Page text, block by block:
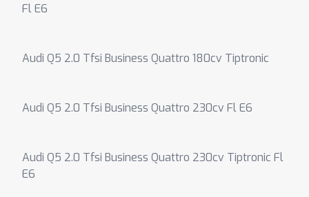
Fl E6
Audi Q5 2.0 Tfsi Business Quattro 180cv Tiptronic
Audi Q5 2.0 Tfsi Business Quattro 230cv Fl E6
Audi Q5 2.0 Tfsi Business Quattro 230cv Tiptronic Fl
E6